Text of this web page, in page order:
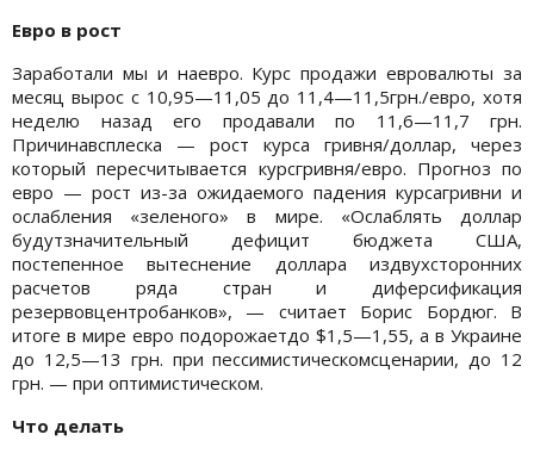
Евро в рост
Заработали мы и наевро. Курс продажи евровалюты за
месяц вырос с 10,95—11,05 до 11,4—11,5грн./евро, хотя
неделю назад его продавали по 11,6—11,7 грн.
Причинавсплеска — рост курса гривня/доллар, через
который пересчитывается курсгривня/евро. Прогноз по
евро — рост из-за ожидаемого падения курсагривни и
ослабления «зеленого» в мире. «Ослаблять доллар
будутзначительный дефицит бюджета США,
постепенное вытеснение доллара издвухсторонних
расчетов ряда стран и диферсификация
резервовцентробанков», — считает Борис Бордюг. В
итоге в мире евро подорожаетдо $1,5—1,55, а в Украине
до 12,5—13 грн. при пессимистическомсценарии, до 12
грн. — при оптимистическом.
Что делать